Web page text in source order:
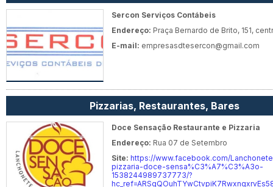
Sercon Serviços Contábeis
Endereço: Praça Bernardo de Brito, 151,
E-mail: empresasdtesercon@gmail.com
Pizzarias, Restaurantes, Bares
Doce Sensação Restaurante e Pizzaria
Endereço: Rua 07 de Setembro
Site: https://www.facebook.com/
pizzaria-doce-sensa%C3%A7%C3%A3o-
1538244989737773/?